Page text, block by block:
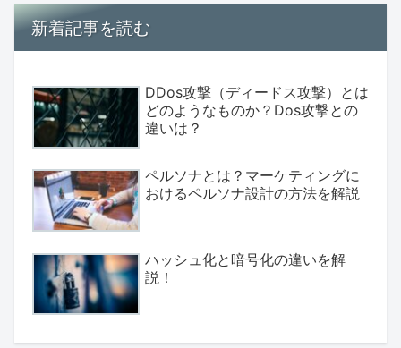
新着記事を読む
DDos攻撃（ディードス攻撃）とは
どのようなものか？Dos攻撃との
違いは？
ペルソナとは？マーケティングに
おけるペルソナ設計の方法を解説
ハッシュ化と暗号化の違いを解
説！